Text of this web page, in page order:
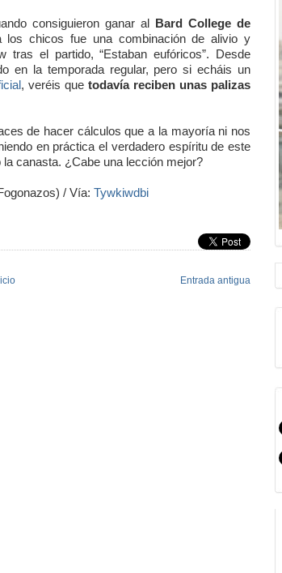
consiguieron ganar al Bard College de
los chicos fue una combinación de alivio y
tras el partido, “Estaban eufóricos”. Desde
en la temporada regular, pero si echáis un
, veréis que todavía reciben unas palizas
de hacer cálculos que a la mayoría ni nos
en práctica el verdadero espíritu de este
canasta. ¿Cabe una lección mejor?
/ Vía: Tywkiwdbi
Entrada antigua